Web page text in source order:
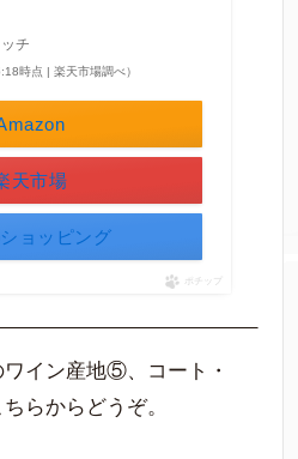
チ
時点 | 楽天市場調べ）
天市場
ョッピング
ポチップ
イン産地⑤、コート・
らからどうぞ。